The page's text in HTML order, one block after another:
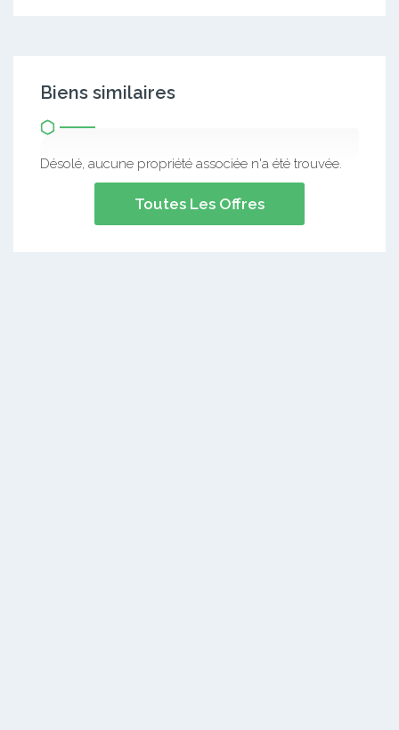
Biens similaires
Désolé, aucune propriété associée n'a été trouvée.
Toutes Les Offres